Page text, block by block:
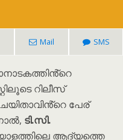
Mail SMS
റിലീസ്
പേര്
ടി.സി.
ആദ്യത്തെ